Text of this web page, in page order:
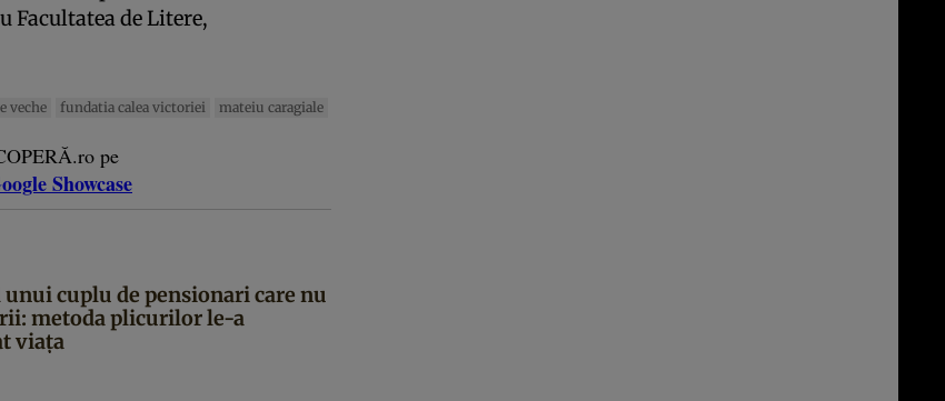
Facultatea de Litere,
veche fundatia calea victoriei mateiu caragiale
pe
Showcase
unui cuplu de pensionari care nu
metoda plicurilor le-a
viața